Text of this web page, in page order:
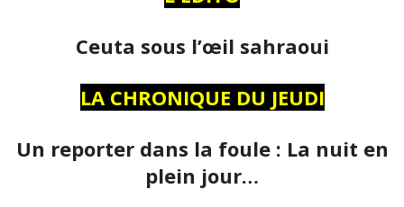
Ceuta sous l’œil sahraoui
LA CHRONIQUE DU JEUDI
Un reporter dans la foule : La nuit en
plein jour…